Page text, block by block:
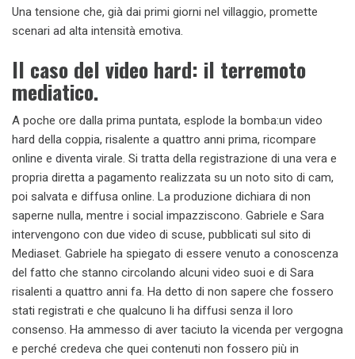
Una tensione che, già dai primi giorni nel villaggio, promette
scenari ad alta intensità emotiva.
Il caso del video hard: il terremoto
mediatico.
A poche ore dalla prima puntata, esplode la bomba:un video
hard della coppia, risalente a quattro anni prima, ricompare
online e diventa virale. Si tratta della registrazione di una vera e
propria diretta a pagamento realizzata su un noto sito di cam,
poi salvata e diffusa online. La produzione dichiara di non
saperne nulla, mentre i social impazziscono. Gabriele e Sara
intervengono con due video di scuse, pubblicati sul sito di
Mediaset. Gabriele ha spiegato di essere venuto a conoscenza
del fatto che stanno circolando alcuni video suoi e di Sara
risalenti a quattro anni fa. Ha detto di non sapere che fossero
stati registrati e che qualcuno li ha diffusi senza il loro
consenso. Ha ammesso di aver taciuto la vicenda per vergogna
e perché credeva che quei contenuti non fossero più in